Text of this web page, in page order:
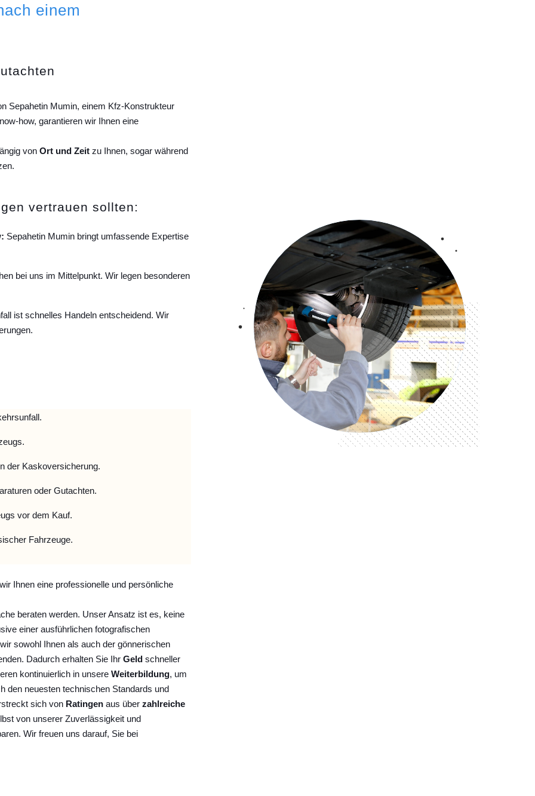
einem
Sepahetin Mumin, einem Kfz-Konstrukteur
how, garantieren wir Ihnen eine
von Ort und Zeit zu Ihnen, sogar während
vertrauen sollten:
Sepahetin Mumin bringt umfassende Expertise
bei uns im Mittelpunkt. Wir legen besonderen
ist schnelles Handeln entscheidend. Wir
der Kaskoversicherung.
oder Gutachten.
vor dem Kauf.
Fahrzeuge.
Ihnen eine professionelle und persönliche
beraten werden. Unser Ansatz ist es, keine
einer ausführlichen fotografischen
sowohl Ihnen als auch der gönnerischen
Dadurch erhalten Sie Ihr Geld schneller
kontinuierlich in unsere Weiterbildung, um
den neuesten technischen Standards und
sich von Ratingen aus über zahlreiche
von unserer Zuverlässigkeit und
Wir freuen uns darauf, Sie bei